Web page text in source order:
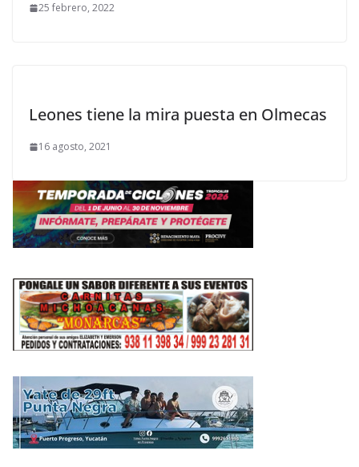
25 febrero, 2022
Leones tiene la mira puesta en Olmecas
16 agosto, 2021